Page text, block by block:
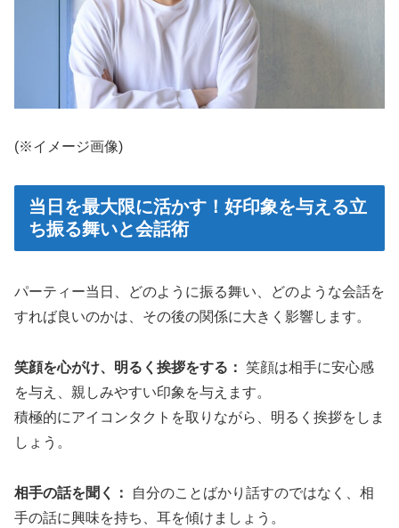
(※イメージ画像)
当日を最大限に活かす！好印象を与える立
ち振る舞いと会話術
パーティー当日、どのように振る舞い、どのような会話を
すれば良いのかは、その後の関係に大きく影響します。
笑顔を心がけ、明るく挨拶をする： 笑顔は相手に安心感
を与え、親しみやすい印象を与えます。
積極的にアイコンタクトを取りながら、明るく挨拶をしま
しょう。
相手の話を聞く：
自分のことばかり話すのではなく、相
手の話に興味を持ち、耳を傾けましょう。